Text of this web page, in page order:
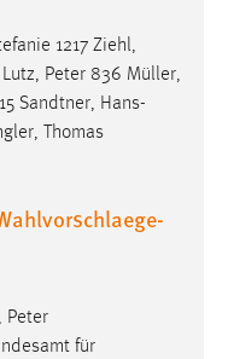
1217 Ziehl,
Lutz, Peter 836 Müller,
Sandtner, Hans-
Thomas
Peter
für